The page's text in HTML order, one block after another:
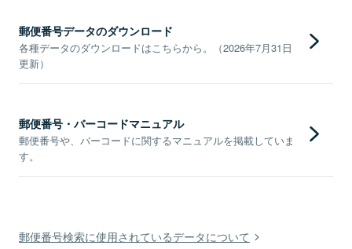
郵便番号データのダウンロード
各種データのダウンロードはこちらから。（2026年7月31日
更新）
郵便番号・バーコードマニュアル
郵便番号や、バーコードに関するマニュアルを掲載していま
す。
郵便番号検索に使用されているデータについて